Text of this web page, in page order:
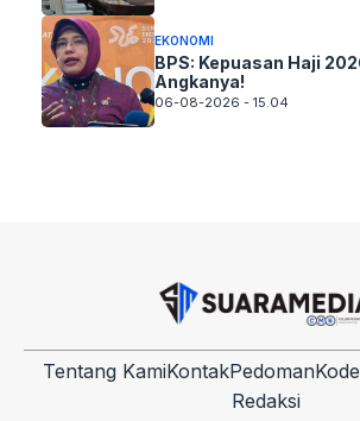
EKONOMI
BPS: Kepuasan Haji
Angkanya!
06-08-2026 - 15.04
Tentang KamiKontakPedoman
Redaksi